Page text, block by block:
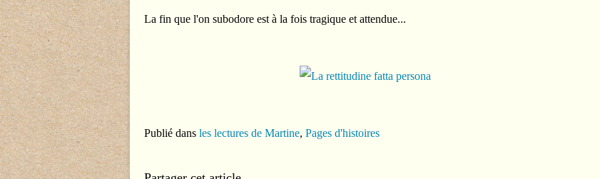
La fin que l'on subodore est à la fois tragique et attendue...
Publié dans les lectures de Martine, Pages d'histoires